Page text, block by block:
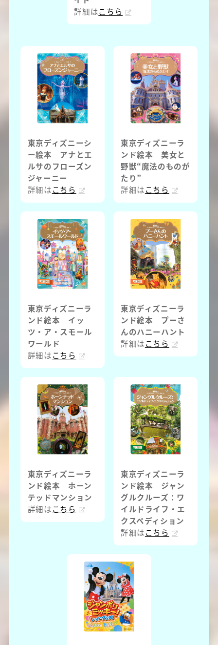
詳細はこちら
東京ディズニーシ
ー絵本 アナとエ
ルサのフローズン
ジャーニー
詳細はこちら
東京ディズニーラ
ンド絵本 美女と
野獣“魔法のものが
たり”
詳細はこちら
東京ディズニーラ
ンド絵本 イッ
ツ・ア・スモール
ワールド
詳細はこちら
東京ディズニーラ
ンド絵本 プーさ
んのハニーハント
詳細はこちら
東京ディズニーラ
ンド絵本 ホーン
テッドマンション
詳細はこちら
東京ディズニーラ
ンド絵本 ジャン
グルクルーズ：ワ
イルドライフ・エ
クスペディション
詳細はこちら